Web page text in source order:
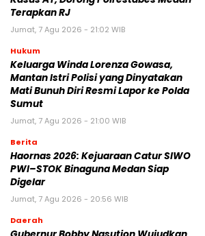
Terapkan RJ
Jumat, 7 Agu 2026 - 21:02 WIB
Hukum
Keluarga Winda Lorenza Gowasa,
Mantan Istri Polisi yang Dinyatakan
Mati Bunuh Diri Resmi Lapor ke Polda
Sumut
Jumat, 7 Agu 2026 - 21:00 WIB
Berita
Haornas 2026: Kejuaraan Catur SIWO
PWI–STOK Binaguna Medan Siap
Digelar
Jumat, 7 Agu 2026 - 20:56 WIB
Daerah